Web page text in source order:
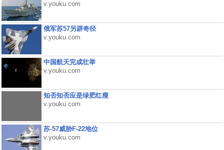
v.youku.com
俄军苏57另辟奇径
v.youku.com
中国航天完成壮举
v.youku.com
知否知否应是绿肥红瘦
v.youku.com
苏-57威胁F-22地位
v.youku.com